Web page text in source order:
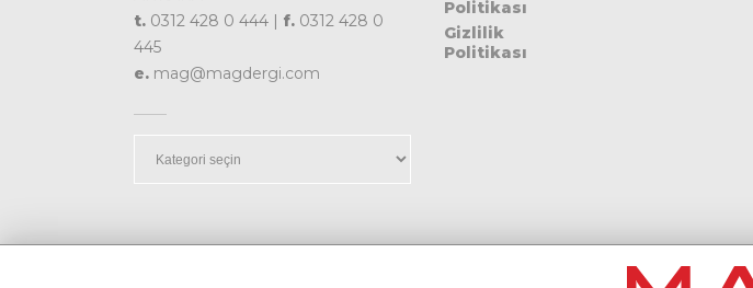
t. 0312 428 0 444 | f. 0312 428 0
445
e. mag@magdergi.com
Politikası
Gizlilik
Politikası